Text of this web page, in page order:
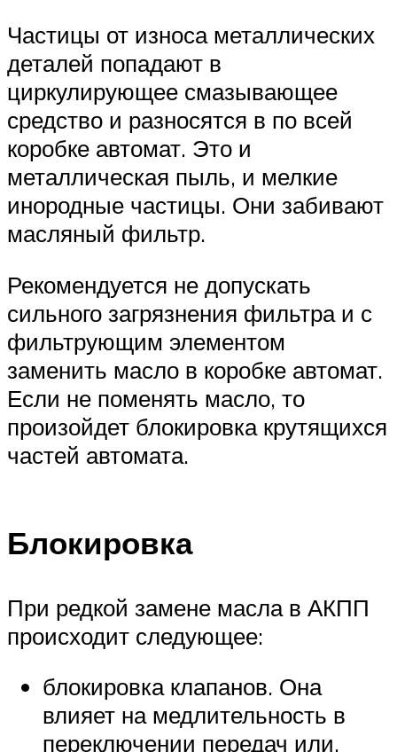
Частицы от износа металлических
деталей попадают в
циркулирующее смазывающее
средство и разносятся в по всей
коробке автомат. Это и
металлическая пыль, и мелкие
инородные частицы. Они забивают
масляный фильтр.
Рекомендуется не допускать
сильного загрязнения фильтра и с
фильтрующим элементом
заменить масло в коробке автомат.
Если не поменять масло, то
произойдет блокировка крутящихся
частей автомата.
Блокировка
При редкой замене масла в АКПП
происходит следующее:
блокировка клапанов. Она
влияет на медлительность в
переключении передач или,